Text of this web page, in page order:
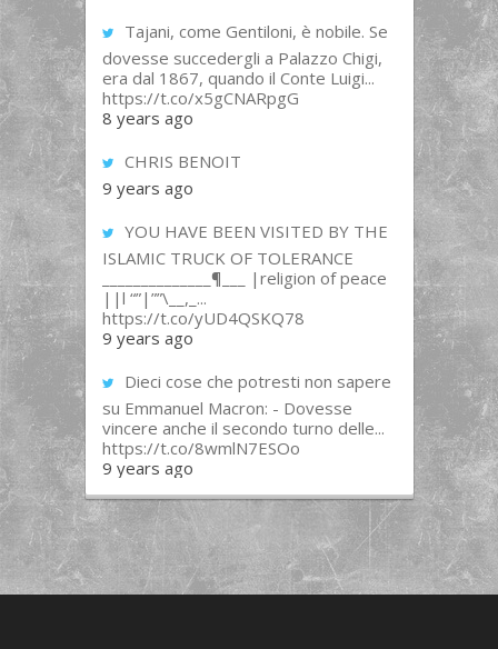
Tajani, come Gentiloni, è nobile. Se
dovesse succedergli a Palazzo Chigi,
era dal 1867, quando il Conte Luigi...
https://t.co/x5gCNARpgG
8 years ago
CHRIS BENOIT
9 years ago
YOU HAVE BEEN VISITED BY THE
ISLAMIC TRUCK OF TOLERANCE
______________¶___ |religion of peace
||l “”|””\__,_...
https://t.co/yUD4QSKQ78
9 years ago
Dieci cose che potresti non sapere
su Emmanuel Macron: - Dovesse
vincere anche il secondo turno delle...
https://t.co/8wmlN7ESOo
9 years ago